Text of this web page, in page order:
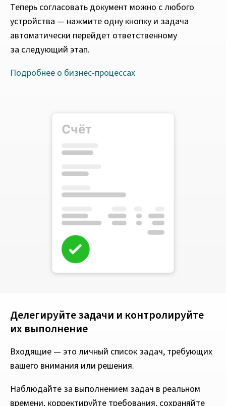
Теперь согласовать документ можно с любого
устройства — нажмите одну кнопку и задача
автоматически перейдет ответственному
за следующий этап.
Подробнее о бизнес‑процессах
Делегируйте задачи и контролируйте
их выполнение
Входящие — это личный список задач, требующих
вашего внимания или решения.
Наблюдайте за выполнением задач в реальном
времени, корректируйте требования, сохраняйте